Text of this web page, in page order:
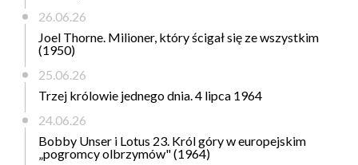
26.06.26
Joel Thorne. Milioner, który ścigał się ze wszystkim
(1950)
25.06.26
Trzej królowie jednego dnia. 4 lipca 1964
24.06.26
Bobby Unser i Lotus 23. Król góry w europejskim
„pogromcy olbrzymów" (1964)